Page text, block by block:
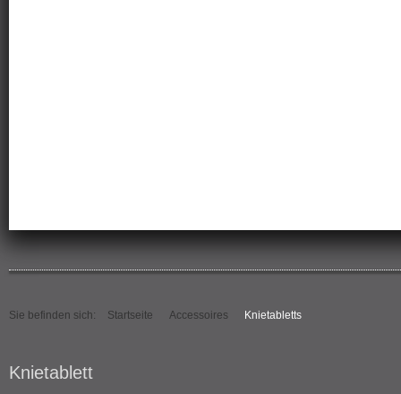
Sie befinden sich: Startseite Accessoires Knietabletts
Knietablett